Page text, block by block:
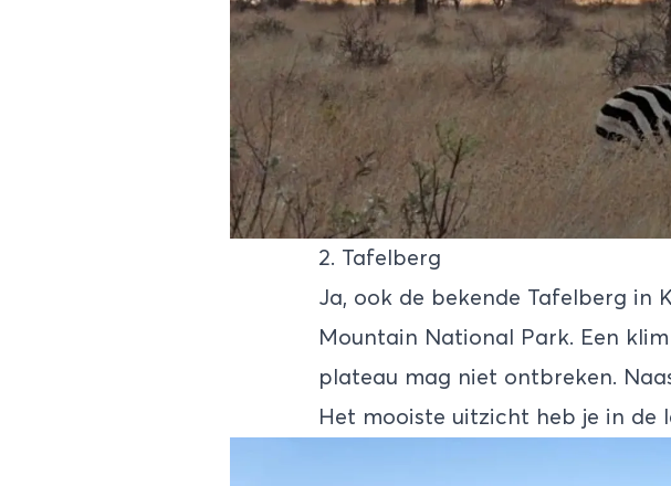
2. Tafelberg
Ja, ook de bekende Tafelberg in
Mountain National Park. Een
plateau mag niet ontbreken.
Het mooiste uitzicht heb je in de